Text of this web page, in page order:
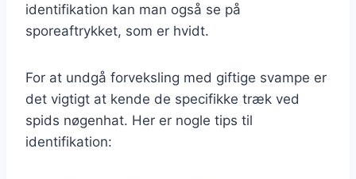
identifikation kan man også se på
sporeaftrykket, som er hvidt.
For at undgå forveksling med giftige svampe er
det vigtigt at kende de specifikke træk ved
spids nøgenhat. Her er nogle tips til
identifikation: